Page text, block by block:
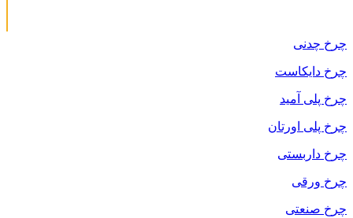
چرخ چدنی
چرخ دایکاست
چرخ پلی آمید
چرخ پلی اورتان
چرخ داربستی
چرخ ورقی
چرخ صنعتی